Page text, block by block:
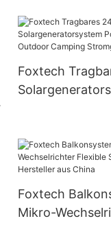
kW, 5 kW und
Lithium-Eisen-
Über Foxtech
Foxtech
Foxtech
Mikro-